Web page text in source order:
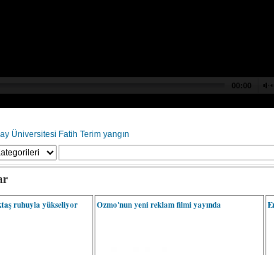
Üniversitesi Fatih Terim yangın
ruhuyla yükseliyor Ozmo'nun yeni reklam filmi yayında